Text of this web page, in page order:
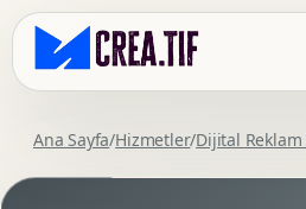
Ana Sayfa/Hizmetler/Dijital